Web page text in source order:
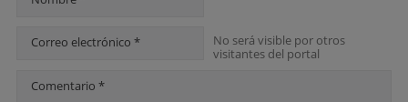
Correo electrónico *
No será visible por otros
visitantes del portal
Comentario *